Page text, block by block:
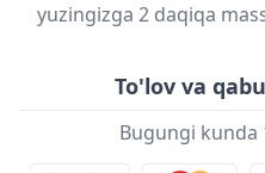
yuzingizga 2 daqiqa
To'lov va
Bugungi kunda